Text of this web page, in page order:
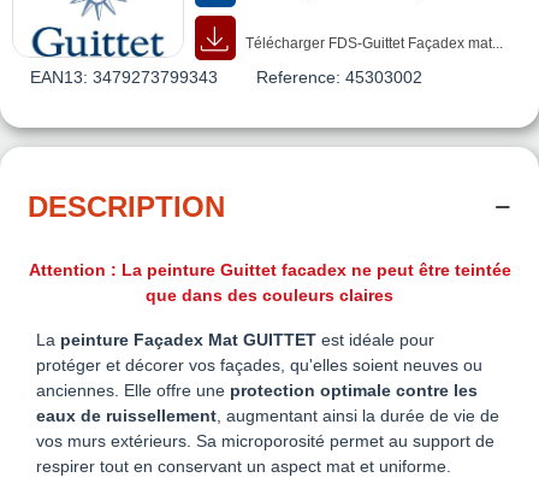
Télécharger FDS-Guittet Façadex mat...
EAN13: 3479273799343 Reference: 45303002
DESCRIPTION
Attention : La peinture Guittet facadex ne peut être teintée
que dans des couleurs claires
La peinture Façadex Mat GUITTET est idéale pour
protéger et décorer vos façades, qu'elles soient neuves ou
anciennes. Elle offre une protection optimale contre les
eaux de ruissellement , augmentant ainsi la durée de vie de
vos murs extérieurs. Sa microporosité permet au support de
respirer tout en conservant un aspect mat et uniforme.